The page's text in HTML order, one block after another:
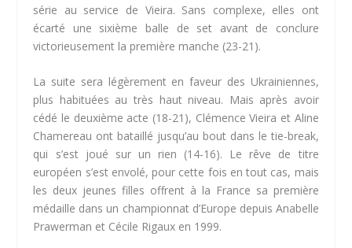
série au service de Vieira. Sans complexe, elles ont
écarté une sixième balle de set avant de conclure
victorieusement la première manche (23-21).
La suite sera légèrement en faveur des Ukrainiennes,
plus habituées au très haut niveau. Mais après avoir
cédé le deuxième acte (18-21), Clémence Vieira et Aline
Chamereau ont bataillé jusqu’au bout dans le tie-break,
qui s’est joué sur un rien (14-16). Le rêve de titre
européen s’est envolé, pour cette fois en tout cas, mais
les deux jeunes filles offrent à la France sa première
médaille dans un championnat d’Europe depuis Anabelle
Prawerman et Cécile Rigaux en 1999.